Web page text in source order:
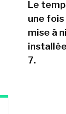
Le
une
mise à
7.